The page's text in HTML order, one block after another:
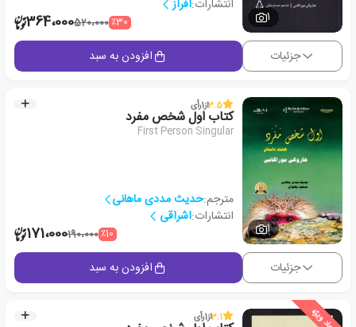
1
انتشارات:افراز
٪30520،000364،000
جزئیات افزودن به سبد
1
3.5از1رأی
کتاب اول شخص مفرد
First Person Singular
مترجم:حدیث مددی ماهانی
انتشارات:اشراقی
٪10190،000171،000
جزئیات افزودن به سبد
3.1از1رأی